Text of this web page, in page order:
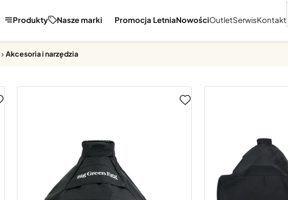
Produkty Nasze marki Promocja LetniaNowościOutletSerwisKontakt
Akcesoria i narzędzia